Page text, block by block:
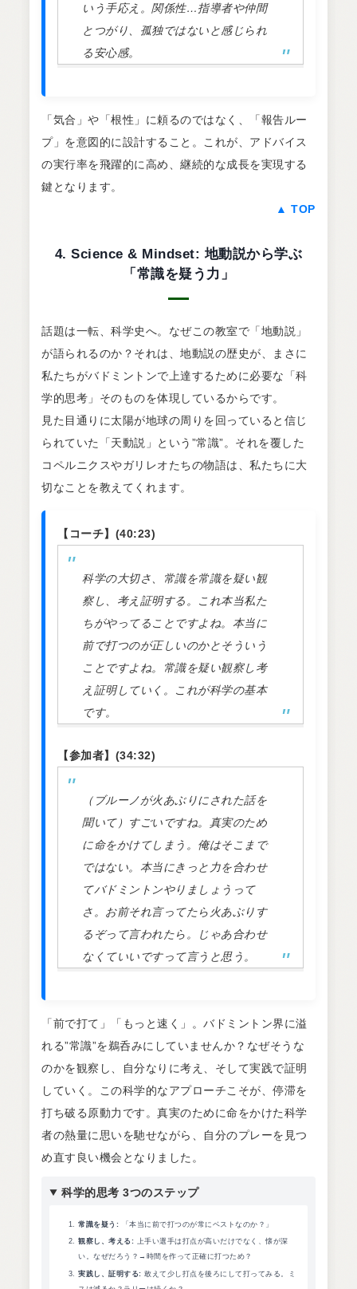
いう手応え。関係性…指導者や仲間
とつがり、孤独ではないと感じられ
る安心感。
「気合」や「根性」に頼るのではなく、「報告ルー
プ」を意図的に設計すること。これが、アドバイス
の実行率を飛躍的に高め、継続的な成長を実現する
鍵となります。
▲ TOP
4. Science & Mindset: 地動説から学ぶ
「常識を疑う力」
話題は一転、科学史へ。なぜこの教室で「地動説」
が語られるのか？それは、地動説の歴史が、まさに
私たちがバドミントンで上達するために必要な「科
学的思考」そのものを体現しているからです。
見た目通りに太陽が地球の周りを回っていると信じ
られていた「天動説」という”常識”。それを覆した
コペルニクスやガリレオたちの物語は、私たちに大
切なことを教えてくれます。
【コーチ】(40:23)
科学の大切さ、常識を常識を疑い観
察し、考え証明する。これ本当私た
ちがやってることですよね。本当に
前で打つのが正しいのかとそういう
ことですよね。常識を疑い観察し考
え証明していく。これが科学の基本
です。
【参加者】(34:32)
（ブルーノが火あぶりにされた話を
聞いて）すごいですね。真実のため
に命をかけてしまう。俺はそこまで
ではない。本当にきっと力を合わせ
てバドミントンやりましょうって
さ。お前それ言ってたら火あぶりす
るぞって言われたら。じゃあ合わせ
なくていいですって言うと思う。
「前で打て」「もっと速く」。バドミントン界に溢
れる”常識”を鵜呑みにしていませんか？なぜそうな
のかを観察し、自分なりに考え、そして実践で証明
していく。この科学的なアプローチこそが、停滞を
打ち破る原動力です。真実のために命をかけた科学
者の熱量に思いを馳せながら、自分のプレーを見つ
め直す良い機会となりました。
科学的思考 3つのステップ
常識を疑う: 「本当に前で打つのが常にベストなのか？」
観察し、考える: 上手い選手は打点が高いだけでなく、懐が深
い。なぜだろう？→時間を作って正確に打つため？
実践し、証明する: 敢えて少し打点を後ろにして打ってみる。ミ